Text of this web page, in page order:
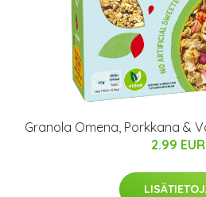
Granola Omena, Porkkana &
2.99 EUR